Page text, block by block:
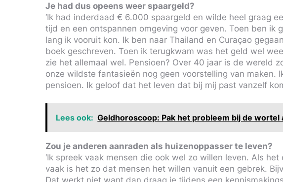
Je had dus opeens weer spaargeld?
‘Ik had inderdaad € 6.000 spaargeld en wilde heel graag
tijd en een ontspannen omgeving voor geven. Toen ben ik
lang ik vooruit kon. Ik ben naar Thailand en Curaçao
boek geschreven. Toen ik terugkwam was het geld wel
zie het allemaal wel. Pensioen? Over 40 jaar is de wereld
onze wildste fantasieën nog geen voorstelling van maken.
pensioen. Ik geloof dat het leven dat bij mij past vanzelf
Lees ook: Geldhoroscoop: Pak het probleem bij de wortel
Zou je anderen aanraden als huizenoppasser te leven?
‘Ik spreek vaak mensen die ook wel zo willen leven. Als
vaak is het zo dat mensen het willen vanuit een gebrek.
Dat werkt niet want dan draag je tijdens een